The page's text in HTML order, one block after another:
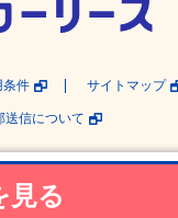
見る
条件 サイトマップ
送信について
Co.,Ltd.